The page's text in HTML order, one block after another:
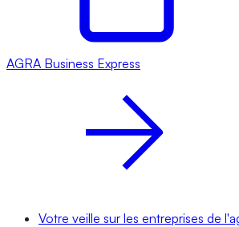
AGRA Business Express
Votre veille sur les entreprises de